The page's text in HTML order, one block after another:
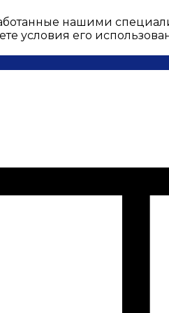
нашими
условия его